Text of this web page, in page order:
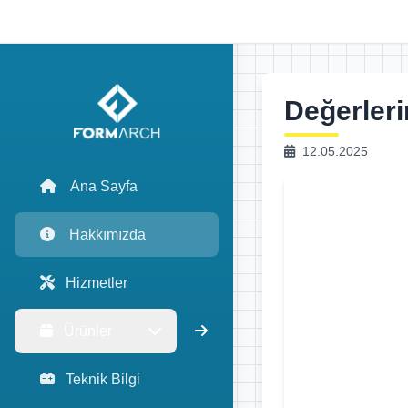
Ana Sayfa
Hakkımızda
Hizmetler
Teknik Bilgi
12.05.2025